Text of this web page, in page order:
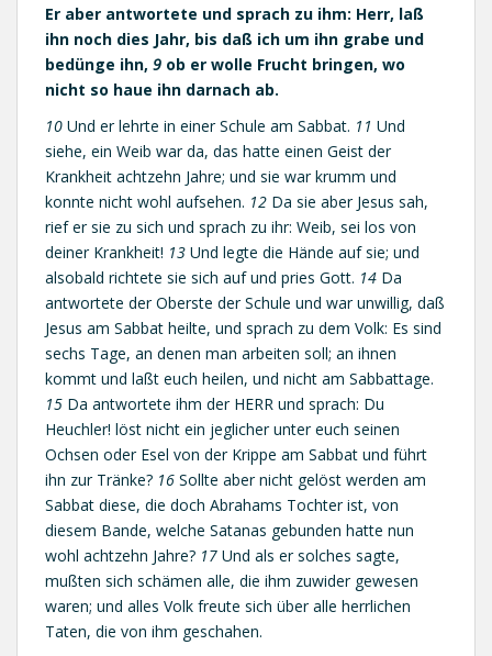
Er aber antwortete und sprach zu ihm: Herr, laß
ihn noch dies Jahr, bis daß ich um ihn grabe und
bedünge ihn, 9 ob er wolle Frucht bringen, wo
nicht so haue ihn darnach ab.
10 Und er lehrte in einer Schule am Sabbat. 11 Und
siehe, ein Weib war da, das hatte einen Geist der
Krankheit achtzehn Jahre; und sie war krumm und
konnte nicht wohl aufsehen. 12 Da sie aber Jesus sah,
rief er sie zu sich und sprach zu ihr: Weib, sei los von
deiner Krankheit! 13 Und legte die Hände auf sie; und
alsobald richtete sie sich auf und pries Gott. 14 Da
antwortete der Oberste der Schule und war unwillig, daß
Jesus am Sabbat heilte, und sprach zu dem Volk: Es sind
sechs Tage, an denen man arbeiten soll; an ihnen
kommt und laßt euch heilen, und nicht am Sabbattage.
15 Da antwortete ihm der HERR und sprach: Du
Heuchler! löst nicht ein jeglicher unter euch seinen
Ochsen oder Esel von der Krippe am Sabbat und führt
ihn zur Tränke? 16 Sollte aber nicht gelöst werden am
Sabbat diese, die doch Abrahams Tochter ist, von
diesem Bande, welche Satanas gebunden hatte nun
wohl achtzehn Jahre? 17 Und als er solches sagte,
mußten sich schämen alle, die ihm zuwider gewesen
waren; und alles Volk freute sich über alle herrlichen
Taten, die von ihm geschahen.